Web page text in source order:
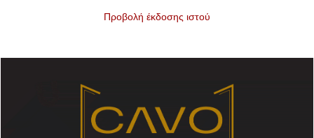
Προβολή έκδοσης ιστού